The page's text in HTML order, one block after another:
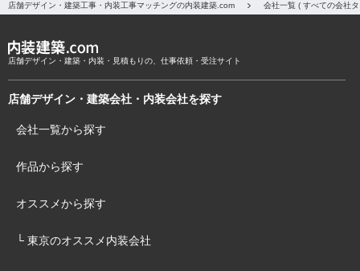
店舗デザイン・建築工事・内装工事マッチングの内装建築.com 会社一覧 ( すべての会社
店舗デザイン・建築・内装・見積もりの、仕事依頼・受注サイト
店舗デザイン・建築会社・内装会社を探す
会社一覧から探す
作品から探す
オススメから探す
└ 東京のオススメ内装会社